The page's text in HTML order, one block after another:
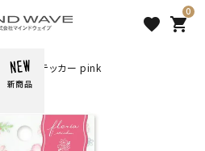
favorite
0
shopping_cart
うぶつ
ごろごろ
にゃんすけ
シール
新商品
ーリアステッカー pink